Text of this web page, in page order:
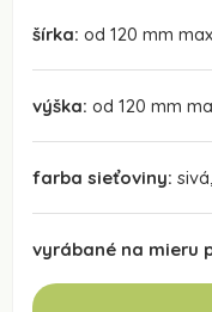
šírka: od 120 mm
výška: od 120 mm
farba sieťoviny:
vyrábané na mieru